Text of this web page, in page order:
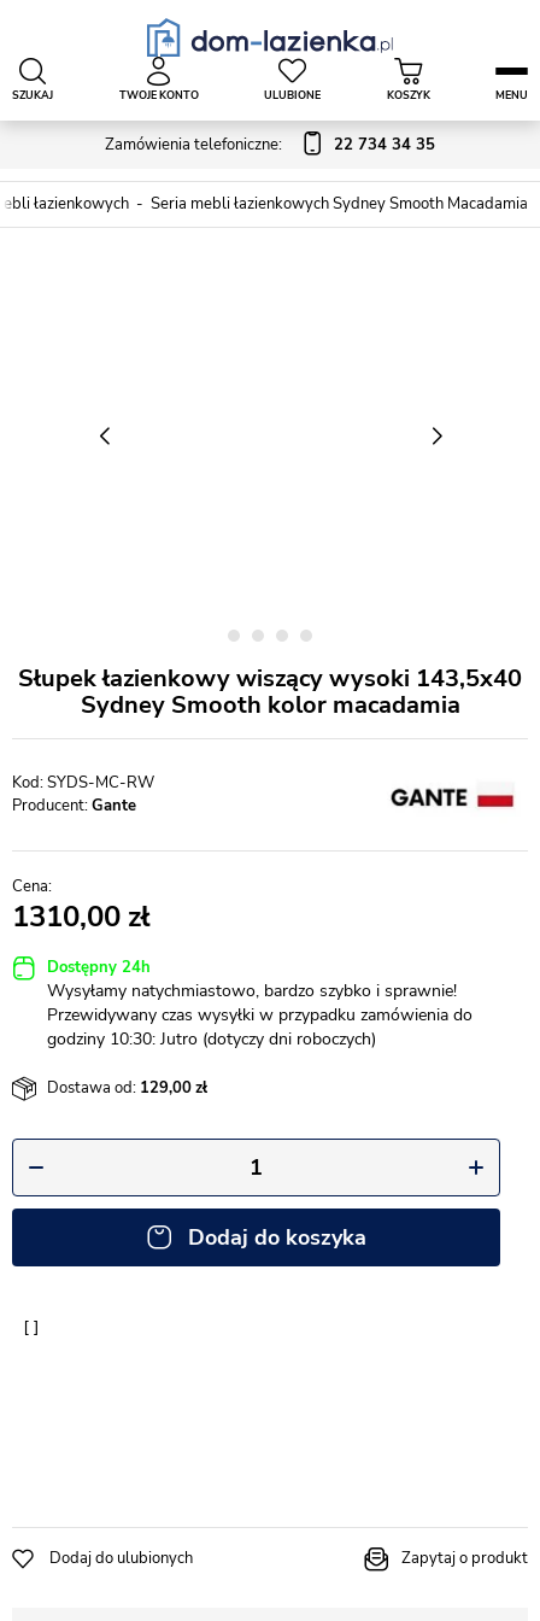
Zamówienia telefoniczne: 22 734 34 35
SZUKAJ TWOJE KONTO ULUBIONE KOSZYK MENU
łazienkowych Seria mebli łazienkowych Sydney Smooth Macadamia
Słupek łazienkowy wiszący wysoki 143,5x40
Sydney Smooth kolor macadamia
SYDS-MC-RW
Producent:Gante
1310,00
Dostępny 24h
Wysyłamy natychmiastowo, bardzo szybko i sprawnie!
Przewidywany czas wysyłki w przypadku zamówienia do
godziny 10:30: Jutro (dotyczy dni roboczych)
Dostawa od: 129,00
Dodaj do koszyka
Dodaj do ulubionych Zapytaj o produkt